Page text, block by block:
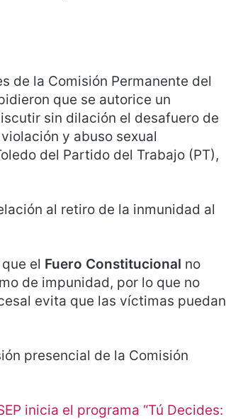
de la Comisión Permanente del
que se autorice un
sin dilación el desafuero de
y abuso sexual
del Partido del Trabajo (PT),
al retiro de la inmunidad al
el Fuero Constitucional no
de impunidad, por lo que no
evita que las víctimas puedan
presencial de la Comisión
inicia el programa “Tú Decides: